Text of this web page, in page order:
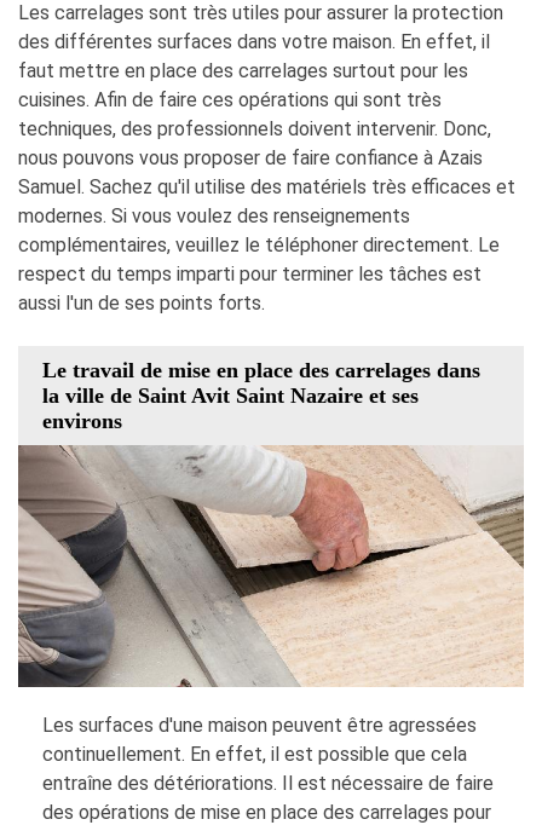
Les carrelages sont très utiles pour assurer la protection
des différentes surfaces dans votre maison. En effet, il
faut mettre en place des carrelages surtout pour les
cuisines. Afin de faire ces opérations qui sont très
techniques, des professionnels doivent intervenir. Donc,
nous pouvons vous proposer de faire confiance à Azais
Samuel. Sachez qu'il utilise des matériels très efficaces et
modernes. Si vous voulez des renseignements
complémentaires, veuillez le téléphoner directement. Le
respect du temps imparti pour terminer les tâches est
aussi l'un de ses points forts.
Le travail de mise en place des carrelages dans
la ville de Saint Avit Saint Nazaire et ses
environs
Les surfaces d'une maison peuvent être agressées
continuellement. En effet, il est possible que cela
entraîne des détériorations. Il est nécessaire de faire
des opérations de mise en place des carrelages pour